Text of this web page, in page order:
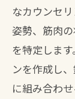
なカウンセ
姿勢、筋肉
を特定しま
ンを作成し
に組み合わ